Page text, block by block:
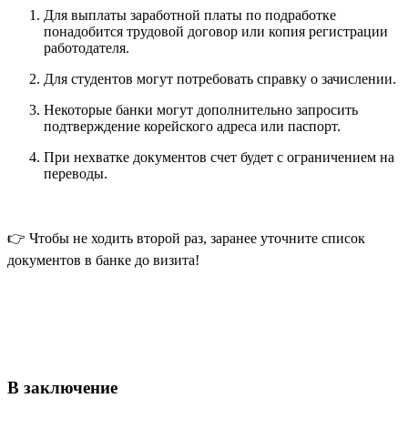
Для выплаты заработной платы по подработке
понадобится трудовой договор или копия регистрации
работодателя.
Для студентов могут потребовать справку о зачислении.
Некоторые банки могут дополнительно запросить
подтверждение корейского адреса или паспорт.
При нехватке документов счет будет с ограничением на
переводы.
👉 Чтобы не ходить второй раз, заранее уточните список
документов в банке до визита!
В заключение